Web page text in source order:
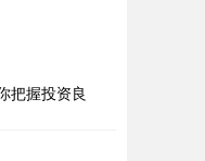
把握投资良